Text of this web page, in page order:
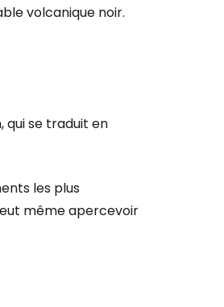
volcanique noir.
qui se traduit en
les plus
même apercevoir